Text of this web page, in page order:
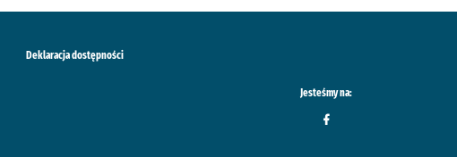
Deklaracja dostępności
Jesteśmy na: